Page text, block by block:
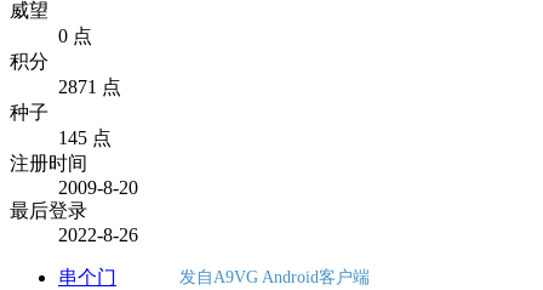
威望
0 点
积分
2871 点
种子
145 点
注册时间
2009-8-20
最后登录
2022-8-26
串个门
发自A9VG Android客户端